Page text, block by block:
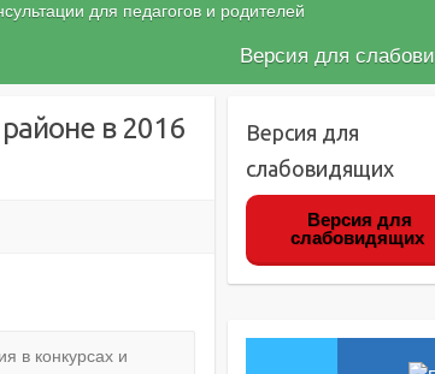
для педагогов и родителей
Версия для
в 2016
в конкурсах и
Версия для
слабовидящих
Версия для
слабовидящих